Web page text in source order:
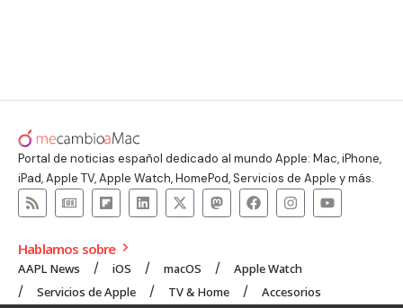
Portal de noticias español dedicado al mundo Apple: Mac, iPhone,
iPad, Apple TV, Apple Watch, HomePod, Servicios de Apple y más.
Hablamos sobre
AAPL News iOS macOS
Apple Watch
Servicios de Apple
TV & Home
Accesorios